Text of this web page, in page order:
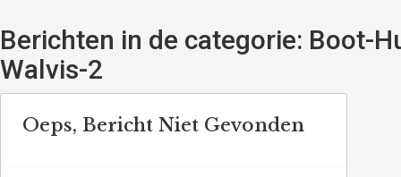
Berichten in de categorie: Boot-
Walvis-2
Oeps, Bericht Niet Gevonden